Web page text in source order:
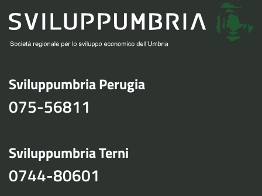
Sviluppumbria Perugia
075-56811
Sviluppumbria Terni
0744-80601